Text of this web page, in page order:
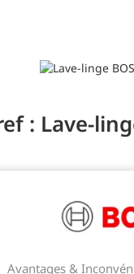
: Lave-
Avantages &